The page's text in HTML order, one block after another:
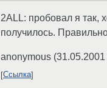
2ALL: пробовал я так,
получилось.
anonymous (
Ссылка